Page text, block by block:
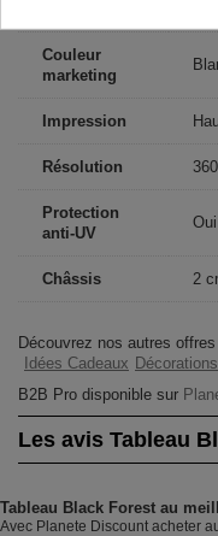
Couleur
marketing
Impression
Résolution
Protection
anti-UV
Oui
Châssis 2
Découvrez nos autres offres
Idées Cadeaux Décorations
B2B Pro disponible sur
Les avis Tableau
Tableau Black Forest au
Avec Planete Discount acheter